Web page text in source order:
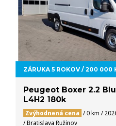
ZÁRUKA 5 ROKOV / 200 000
Peugeot Boxer 2.2
L4H2 180k
Zvýhodnená cena / 0 km /
/ Bratislava Ružinov